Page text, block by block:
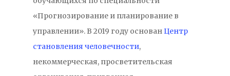
«Прогнозирование и планирование в
управлении». В 2019 году основанЦентр
становления человечности,
некоммерческая, просветительская